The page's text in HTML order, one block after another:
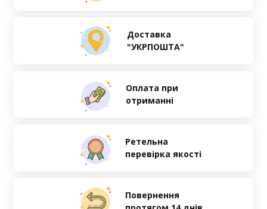
Оплата при
отриманні
Ретельна
перевірка якості
Доставка
"УКРПОШТА"
Повернення